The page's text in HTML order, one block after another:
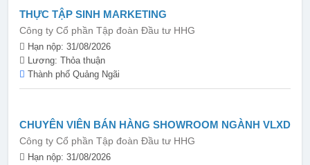
THỰC TẬP SINH MARKETING
Công ty Cổ phần Tập đoàn Đầu tư HHG
Hạn nộp: 31/08/2026
Lương: Thỏa thuận
Thành phố Quảng Ngãi
CHUYÊN VIÊN BÁN HÀNG SHOWROOM NGÀNH VLXD
Công ty Cổ phần Tập đoàn Đầu tư HHG
Hạn nộp: 31/08/2026